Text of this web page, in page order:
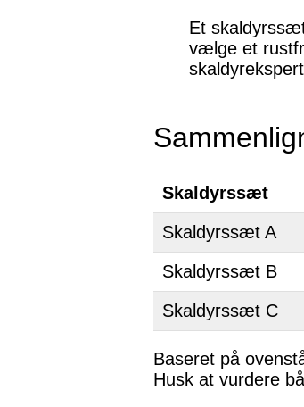
Et
vælge et
skaldyrekspert
Skaldyrssæt
Skaldyrssæt A
Skaldyrssæt B
Skaldyrssæt C
Baseret på
Husk at vurdere